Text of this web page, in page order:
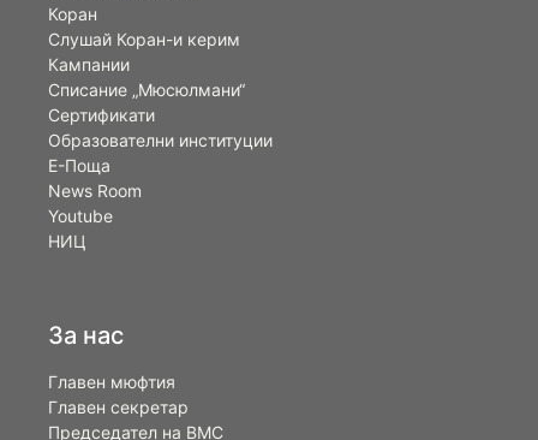
Коран
Слушай Коран-и керим
Кампании
Списание „Мюсюлмани“
Сертификати
Образователни институции
Е-Поща
News Room
Youtube
НИЦ
За нас
Главен мюфтия
Главен секретар
Председател на ВМС